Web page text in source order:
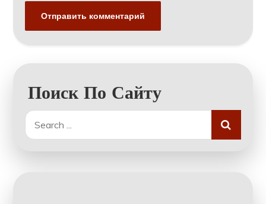
Поиск По Сайту
Search
for: